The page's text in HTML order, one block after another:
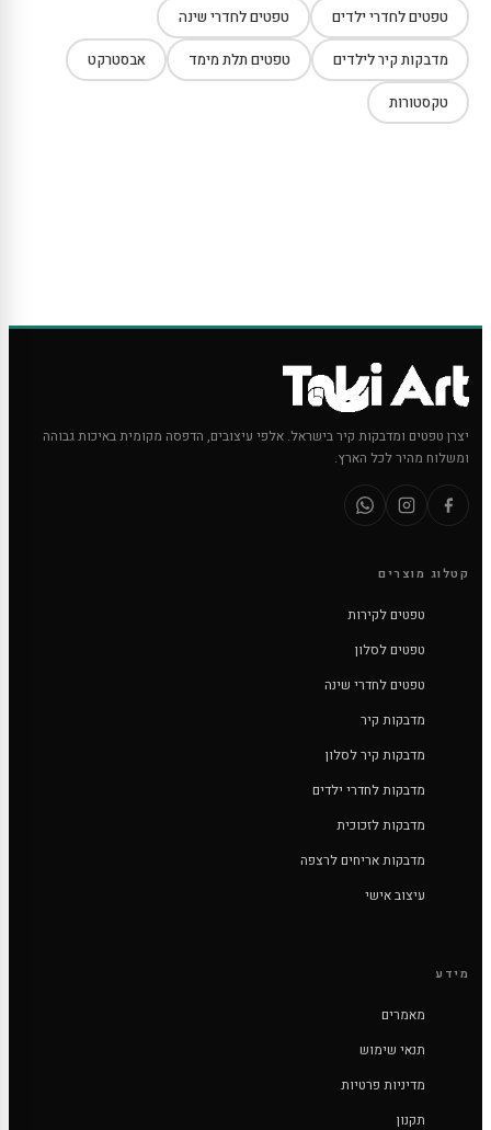
טפטים לחדרי ילדים טפטים לחדרי שינה
מדבקות קיר לילדים טפטים תלת מימד אבסטרקט
טקסטורות
יצרן טפטים ומדבקות קיר בישראל. אלפי עיצובים, הדפסה מקומית באיכות גבוהה
ומשלוח מהיר לכל הארץ.
קטלוג מוצרים
טפטים לקירות
טפטים לסלון
טפטים לחדרי שינה
מדבקות קיר
מדבקות קיר לסלון
מדבקות לחדרי ילדים
מדבקות לזכוכית
מדבקות אריחים לרצפה
עיצוב אישי
מידע
מאמרים
תנאי שימוש
מדיניות פרטיות
תקנון